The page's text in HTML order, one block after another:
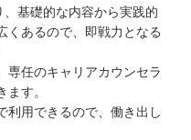
基礎的な内容から実践的
くあるので、即戦力となる
専任のキャリアカウンセラ
す。
利用できるので、働き出し